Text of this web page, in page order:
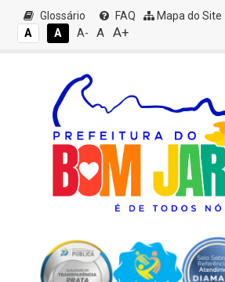
Glossário FAQ Mapa do Site
A
A A- A A+